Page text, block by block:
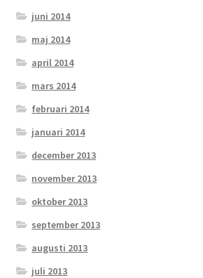
juni 2014
maj 2014
april 2014
mars 2014
februari 2014
januari 2014
december 2013
november 2013
oktober 2013
september 2013
augusti 2013
juli 2013